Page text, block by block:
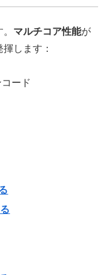
マルチコア性能が
します：
ード